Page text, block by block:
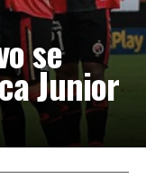
se
Junior